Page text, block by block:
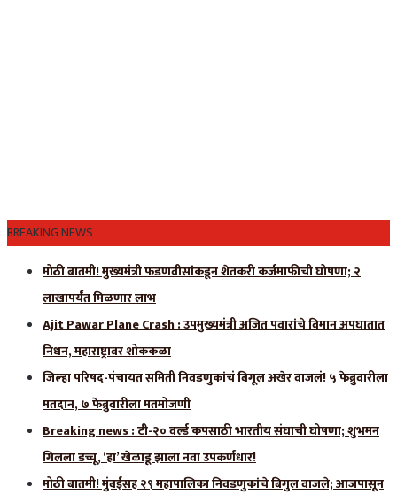
BREAKING NEWS
मोठी बातमी! मुख्यमंत्री फडणवीसांकडून शेतकरी कर्जमाफीची घोषणा; २
लाखापर्यंत मिळणार लाभ
Ajit Pawar Plane Crash : उपमुख्यमंत्री अजित पवारांचे विमान अपघातात
निधन, महाराष्ट्रावर शोककळा
जिल्हा परिषद-पंचायत समिती निवडणुकांचं बिगूल अखेर वाजलं! ५ फेब्रुवारीला
मतदान, ७ फेब्रुवारीला मतमोजणी
Breaking news : टी-२० वर्ल्ड कपसाठी भारतीय संघाची घोषणा; शुभमन
गिलला डच्चू, ‘हा’ खेळाडू झाला नवा उपकर्णधार!
मोठी बातमी! मुंबईसह २९ महापालिका निवडणुकांचे बिगुल वाजले; आजपासून